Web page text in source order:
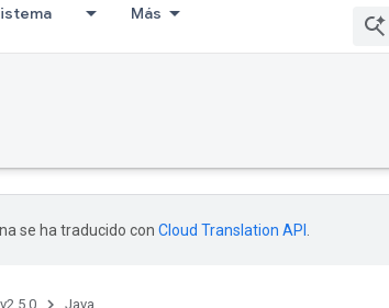
Más
se ha traducido con Cloud Translation API
Java